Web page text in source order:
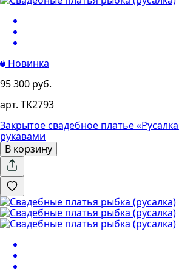
Новинка
95 300 руб.
арт. TK2793
Закрытое свадебное платье
рукавами
В корзину
2
3